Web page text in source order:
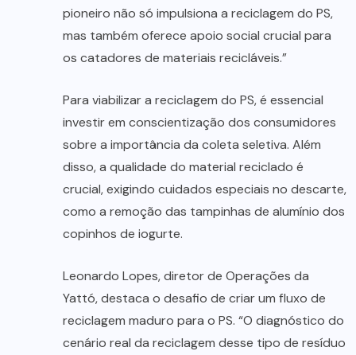
pioneiro não só impulsiona a reciclagem do PS,
mas também oferece apoio social crucial para
os catadores de materiais recicláveis.”
Para viabilizar a reciclagem do PS, é essencial
investir em conscientização dos consumidores
sobre a importância da coleta seletiva. Além
disso, a qualidade do material reciclado é
crucial, exigindo cuidados especiais no descarte,
como a remoção das tampinhas de alumínio dos
copinhos de iogurte.
Leonardo Lopes, diretor de Operações da
Yattó, destaca o desafio de criar um fluxo de
reciclagem maduro para o PS. “O diagnóstico do
cenário real da reciclagem desse tipo de resíduo